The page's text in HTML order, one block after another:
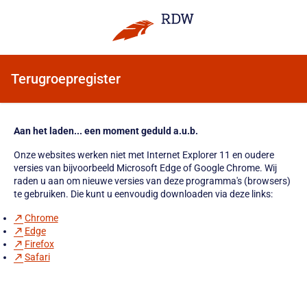
Terugroepregister
Aan het laden... een moment geduld a.u.b.
Onze websites werken niet met Internet Explorer 11 en oudere
versies van bijvoorbeeld Microsoft Edge of Google Chrome. Wij
raden u aan om nieuwe versies van deze programma's (browsers)
te gebruiken. Die kunt u eenvoudig downloaden via deze links:
Chrome
Edge
Firefox
Safari